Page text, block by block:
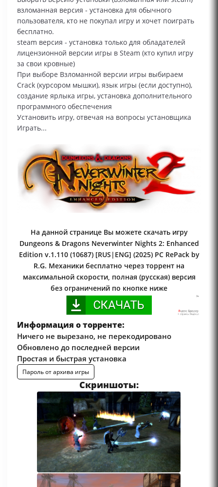
взломанная версия - установка для обычного
пользователя, кто не покупал игру и хочет поиграть
бесплатно.
steam версия - установка только для обладателей
лицензионной версии игры в Steam (кто купил игру
за свои кровные)
При выборе Взломанной версии игры выбираем
Сrack (курсором мышки), язык игры (если доступно),
создание ярлыка игры, установка дополнительного
программного обеспечения
Установить игру, отвечая на вопросы установщика
Играть...
На данной странице Вы можете скачать игру
Dungeons & Dragons Neverwinter Nights 2: Enhanced
Edition v.1.110 (10687) [RUS|ENG] (2025) PC RePack by
R.G. Механики бесплатно через торрент на
максимальной скорости, полная (русская) версия
без ограничений по кнопке ниже
Информация о торренте:
Ничего не вырезано, не перекодировано
Обновлено до последней версии
Простая и быстрая установка
Пароль от архива игры
Скриншоты: